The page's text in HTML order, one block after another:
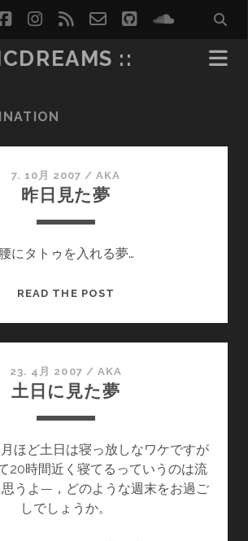
facebookinstagram
rss email-
form
github
::
7. 10月 2007 /AKA
昨日見た夢
腰にタトゥを入れる夢…
READ THE POST
夢
23. 4月 2007 / AKA
土日に見た夢
ほど土日は寝っ放しなワケですが
20時間近く寝てるっていうのは流
うよ—，どのような週末をお過ご
しでしょうか。